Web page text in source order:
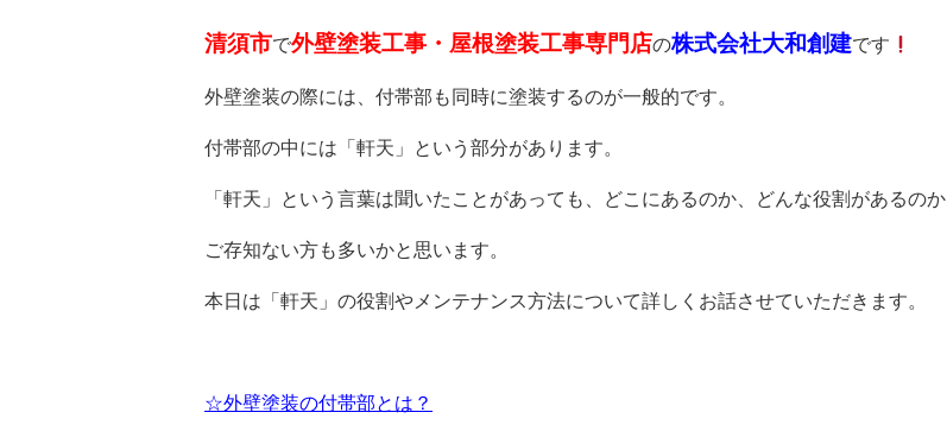
清須市で外壁塗装工事・屋根塗装工事専門店の株式会社大和創建です
外壁塗装の際には、付帯部も同時に塗装するのが一般的です。
付帯部の中には「軒天」という部分があります。
「軒天」という言葉は聞いたことがあっても、どこにあるのか、どんな役割があるのか
ご存知ない方も多いかと思います。
本日は「軒天」の役割やメンテナンス方法について詳しくお話させていただきます。
☆外壁塗装の付帯部とは？